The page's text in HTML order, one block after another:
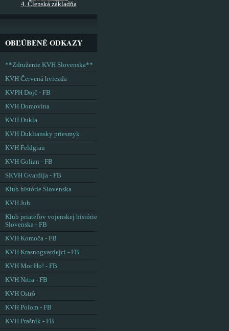
4. Členská základňa
OBĽÚBENÉ ODKAZY
**Združenie KVH Slovenska**
KVH Červená hviezda
KVPH Dojč - FB
KVH Domovina
KVH Dukla
KVH Dukliansky priesmyk
KVH Feldgrau
KVH Golian - FB
SKVH Gvardija - FB
Klub histórie Slovenska
KVH Juh
Klub priateľov vojenskej histórie
Slovenska - FB
KVH Komoča - FB
KVH Krasnogvardejci - FB
KVH Mor Ho! - FB
KVH Nitra - FB
KVH Ostrô
KVH Polom - FB
KVH Prašník - FB